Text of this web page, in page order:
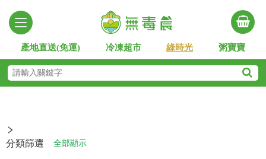
產地直送(免運) 冷凍超市 綠時光 粥寶寶
分類篩選 全部顯示